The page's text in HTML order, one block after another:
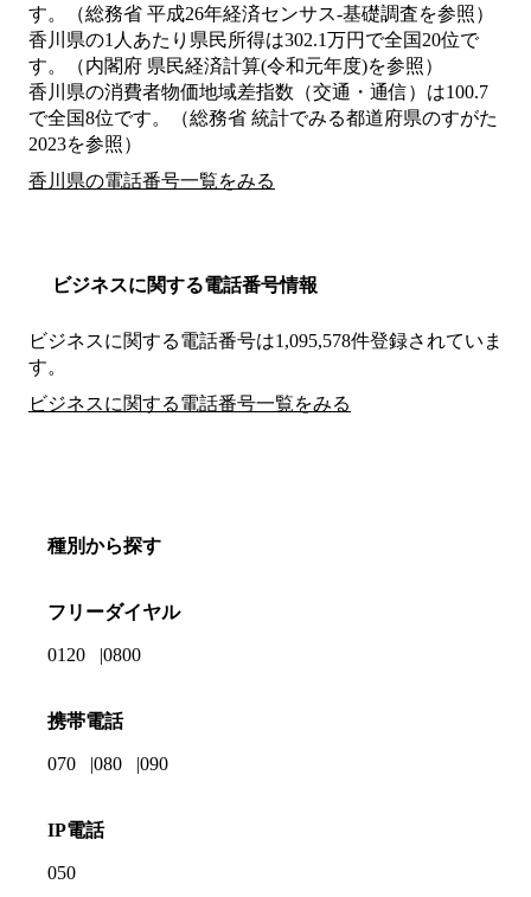
す。（総務省 平成26年経済センサス‐基礎調査を参照）
香川県の1人あたり県民所得は302.1万円で全国20位で
す。（内閣府 県民経済計算(令和元年度)を参照）
香川県の消費者物価地域差指数（交通・通信）は100.7
で全国8位です。（総務省 統計でみる都道府県のすがた
2023を参照）
香川県の電話番号一覧をみる
ビジネスに関する電話番号情報
ビジネスに関する電話番号は1,095,578件登録されていま
す。
ビジネスに関する電話番号一覧をみる
種別から探す
フリーダイヤル
0120 0800
携帯電話
070 080 090
IP電話
050